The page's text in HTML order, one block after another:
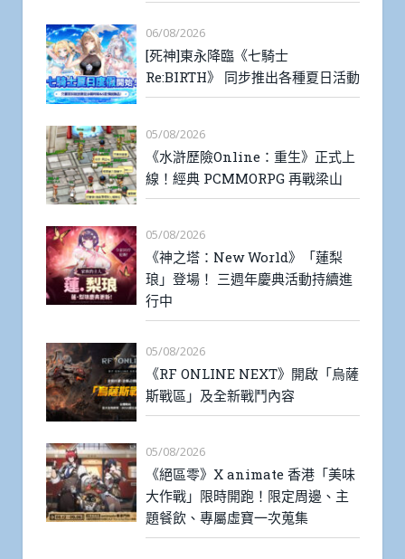
06/08/2026
[死神]東永降臨《七騎士
Re:BIRTH》 同步推出各種夏日活動
05/08/2026
《水滸歷險Online：重生》正式上
線！經典 PCMMORPG 再戰梁山
05/08/2026
《神之塔：New World》「蓮梨
琅」登場！ 三週年慶典活動持續進
行中
05/08/2026
《RF ONLINE NEXT》開啟「烏薩
斯戰區」及全新戰鬥內容
05/08/2026
《絕區零》X animate 香港「美味
大作戰」限時開跑！限定周邊、主
題餐飲、專屬虛寶一次蒐集